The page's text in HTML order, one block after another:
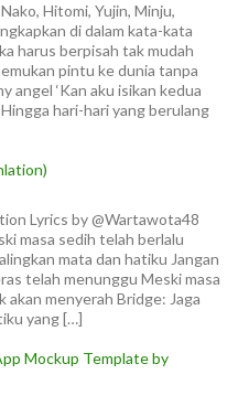
Hitomi, Yujin, Minju,
di dalam kata-kata
harus berpisah tak mudah
pintu ke dunia tanpa
angel ‘Kan aku isikan kedua
hari-hari yang berulang
Lyrics by @Wartawota48
masa sedih telah berlalu
mata dan hatiku Jangan
telah menunggu Meski masa
menyerah Bridge: Jaga
yang […]
Mockup Template by